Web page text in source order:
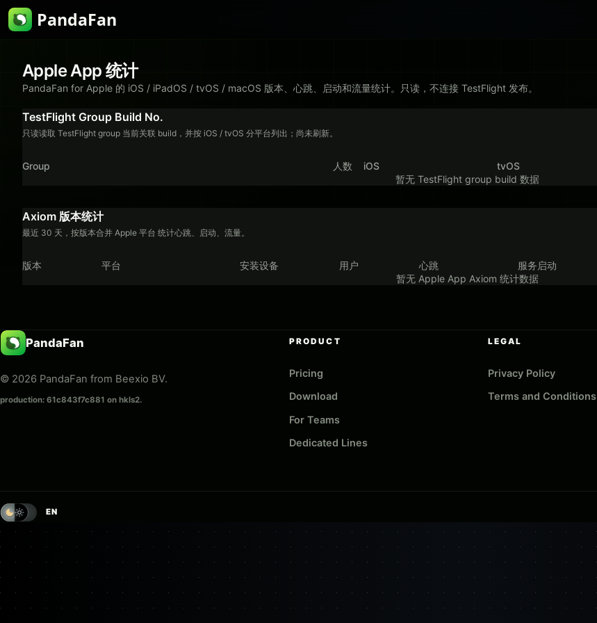
PandaFan
Apple App 统计
PandaFan for Apple 的 iOS / iPadOS / tvOS / macOS 版本、心跳、启动和流量统计。只读，不连接 TestFlight 发布。
TestFlight Group Build No.
只读读取 TestFlight group 当前关联 build，并按 iOS / tvOS 分平台列出；尚未刷新。
Group 人数 iOS tvOS
暂无 TestFlight group build 数据
Axiom 版本统计
最近 30 天，按版本合并 Apple 平台 统计心跳、启动、流量。
版本 平台 安装设备 用户 心跳 服务启动
暂无 Apple App Axiom 统计数据
PandaFan
© 2026 PandaFan from Beexio BV.
production: 61c843f7c881 on hkls2.
PRODUCT
Pricing
Download
For Teams
Dedicated Lines
LEGAL
Privacy Policy
Terms and Conditions
EN